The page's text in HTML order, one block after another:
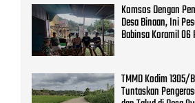
Komsos Dengan
Desa Binaan, Ini
Babinsa Koramil 06
TMMD Kodim 1305/
Tuntaskan